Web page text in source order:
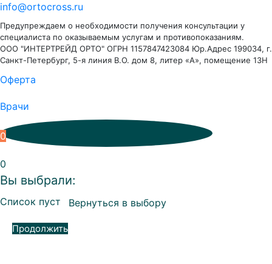
info@ortocross.ru
Предупреждаем о необходимости получения консультации у
специалиста по оказываемым услугам и противопоказаниям.
ООО "ИНТЕРТРЕЙД ОРТО" ОГРН 1157847423084 Юр.Адрес 199034, г.
Санкт-Петербург, 5-я линия В.О. дом 8, литер «А», помещение 13Н
Оферта
Врачи
0
0
Вы выбрали:
Список пуст Вернуться в выбору
Продолжить